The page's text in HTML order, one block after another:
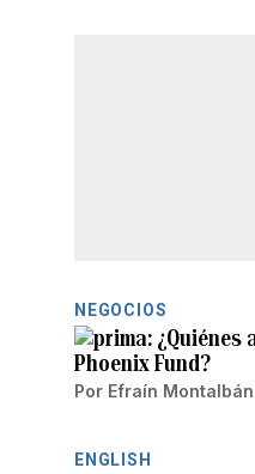
NEGOCIOS
¿Quiénes
Phoenix Fund?
Por Efraín Montalbán
ENGLISH